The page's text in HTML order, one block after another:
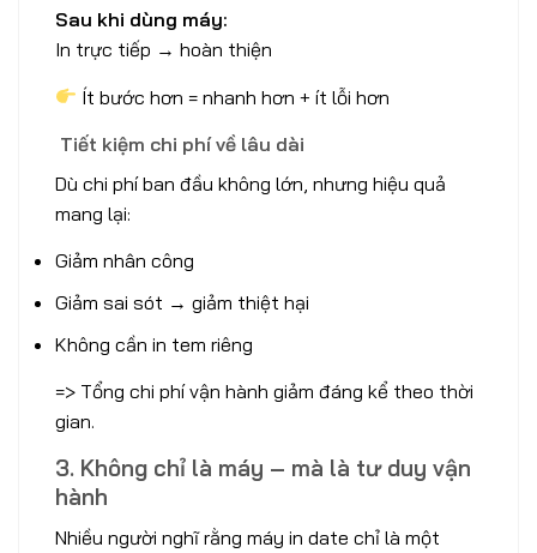
Sau khi dùng máy:
In trực tiếp → hoàn thiện
Ít bước hơn = nhanh hơn + ít lỗi hơn
Tiết kiệm chi phí về lâu dài
Dù chi phí ban đầu không lớn, nhưng hiệu quả
mang lại:
Giảm nhân công
Giảm sai sót → giảm thiệt hại
Không cần in tem riêng
=> Tổng chi phí vận hành giảm đáng kể theo thời
gian.
3. Không chỉ là máy – mà là tư duy vận
hành
Nhiều người nghĩ rằng máy in date chỉ là một